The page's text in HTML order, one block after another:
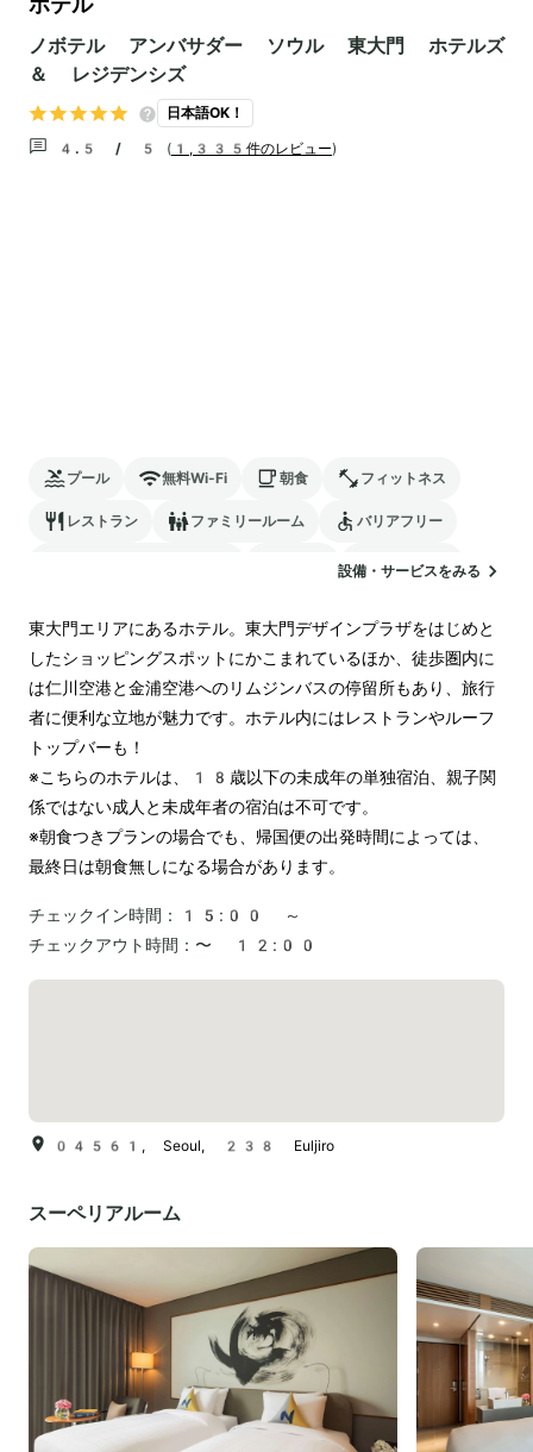
ノボテル アンバサダー ソウル 東大門 ホテルズ
＆ レジデンシズ
日本語OK！
4.5 / 5 ( 1,335件のレビュー)
プール 無料Wi-Fi 朝食 フィットネス
レストラン ファミリールーム バリアフリー
ランドリー
設備・サービスをみる
東大門エリアにあるホテル。東大門デザインプラザをはじめと
したショッピングスポットにかこまれているほか、徒歩圏内に
は仁川空港と金浦空港へのリムジンバスの停留所もあり、旅行
者に便利な立地が魅力です。ホテル内にはレストランやルーフ
トップバーも！
※こちらのホテルは、18歳以下の未成年の単独宿泊、親子関
係ではない成人と未成年者の宿泊は不可です。
※朝食つきプランの場合でも、帰国便の出発時間によっては、
最終日は朝食無しになる場合があります。
チェックイン時間：
15:00 ～
チェックアウト時間： 〜 12:00
04561, Seoul, 238 Euljiro
スーペリアルーム